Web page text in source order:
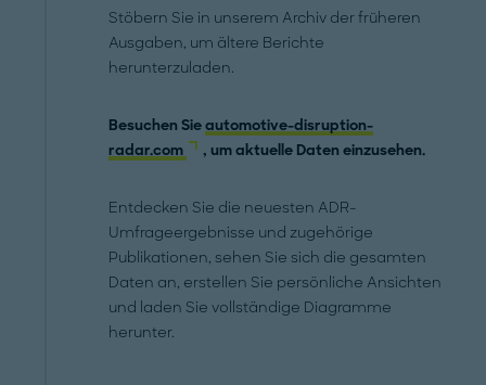
Stöbern Sie in unserem Archiv der früheren
Ausgaben, um ältere Berichte
herunterzuladen.
Besuchen Sieautomotive-disruption-
radar.com
, um aktuelle Daten einzusehen.
Entdecken Sie die neuesten ADR-
Umfrageergebnisse und zugehörige
Publikationen, sehen Sie sich die gesamten
Daten an, erstellen Sie persönliche Ansichten
und laden Sie vollständige Diagramme
herunter.